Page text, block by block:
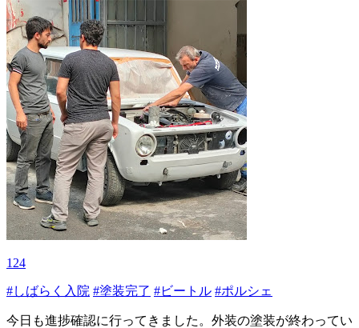
124
#しばらく入院 #塗装完了 #ビートル #ポルシェ
今日も進捗確認に行ってきました。外装の塗装が終わってい